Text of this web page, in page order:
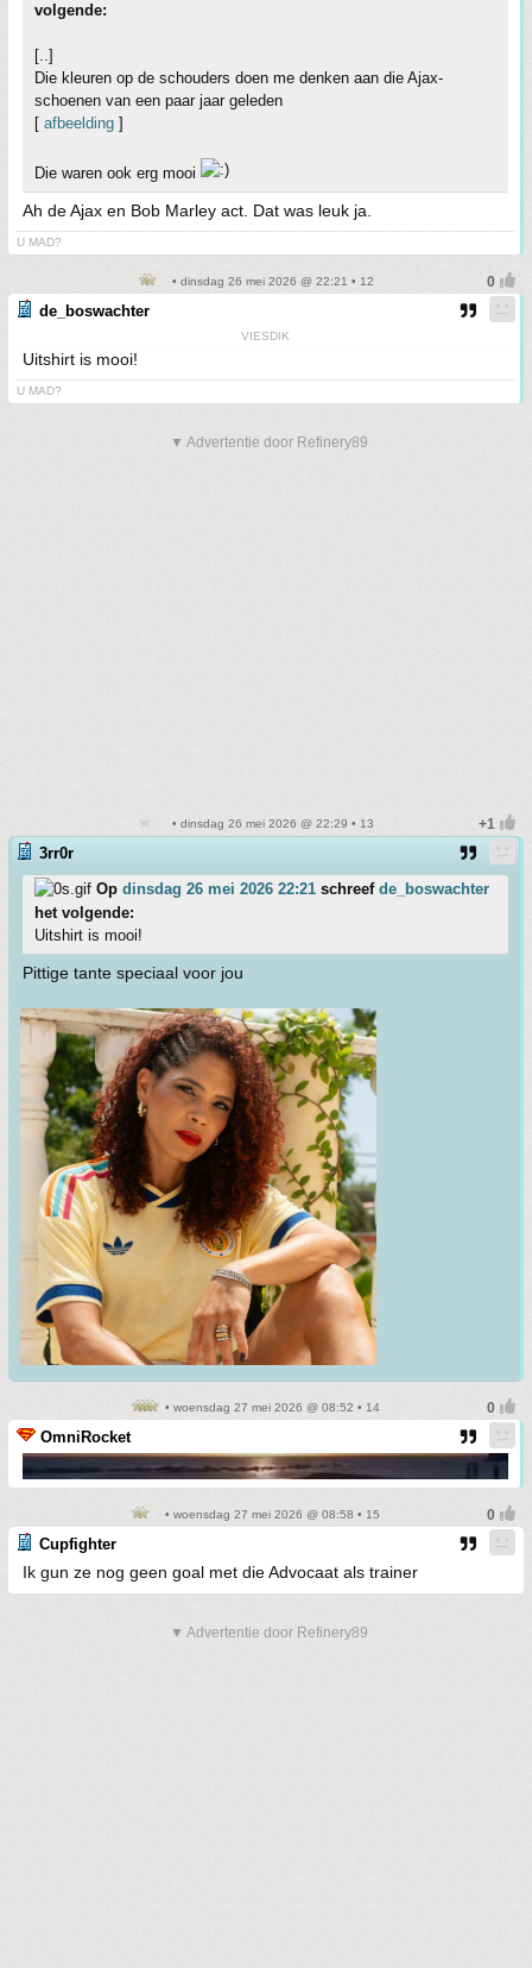
volgende:
[..]
Die kleuren op de schouders doen me denken aan die Ajax-
schoenen van een paar jaar geleden
[ afbeelding ]
Die waren ook erg mooi
Ah de Ajax en Bob Marley act. Dat was leuk ja.
U MAD?
• dinsdag 26 mei 2026 @ 22:21 • 12
de_boswachter
VIESDIK
Uitshirt is mooi!
U MAD?
▼ Advertentie door Refinery89
• dinsdag 26 mei 2026 @ 22:29 • 13
3rr0r
Op dinsdag 26 mei 2026 22:21 schreef de_boswachter
het volgende:
Uitshirt is mooi!
Pittige tante speciaal voor jou
• woensdag 27 mei 2026 @ 08:52 • 14
OmniRocket
• woensdag 27 mei 2026 @ 08:58 • 15
Cupfighter
Ik gun ze nog geen goal met die Advocaat als trainer
▼ Advertentie door Refinery89